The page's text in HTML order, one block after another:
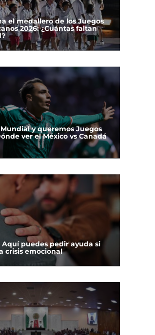
el medallero de los Juegos
2026: ¿Cuántas faltan
Mundial y queremos Juegos
ver el México vs Canadá
Aquí puedes pedir ayuda si
crisis emocional